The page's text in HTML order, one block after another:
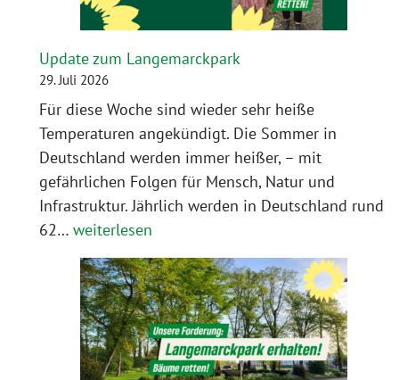
Update zum Langemarckpark
29. Juli 2026
Für diese Woche sind wieder sehr heiße
Temperaturen angekündigt. Die Sommer in
Deutschland werden immer heißer, – mit
gefährlichen Folgen für Mensch, Natur und
Infrastruktur. Jährlich werden in Deutschland rund
62… Update
zum
Langemarckpark
weiterlesen